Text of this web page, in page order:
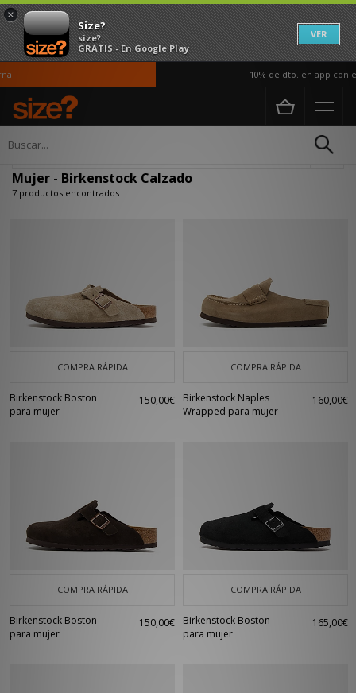
×
Size?
size?
GRATIS - En Google Play
VER
10% de dto. en app con el
Página principal
Mujer - Birkenstock Calzado
7 productos encontrados
COMPRA RÁPIDA
Birkenstock Boston
para mujer
150,00€
COMPRA RÁPIDA
Birkenstock Naples
Wrapped para mujer
160,00€
COMPRA RÁPIDA
Birkenstock Boston
para mujer
150,00€
COMPRA RÁPIDA
Birkenstock Boston
para mujer
165,00€